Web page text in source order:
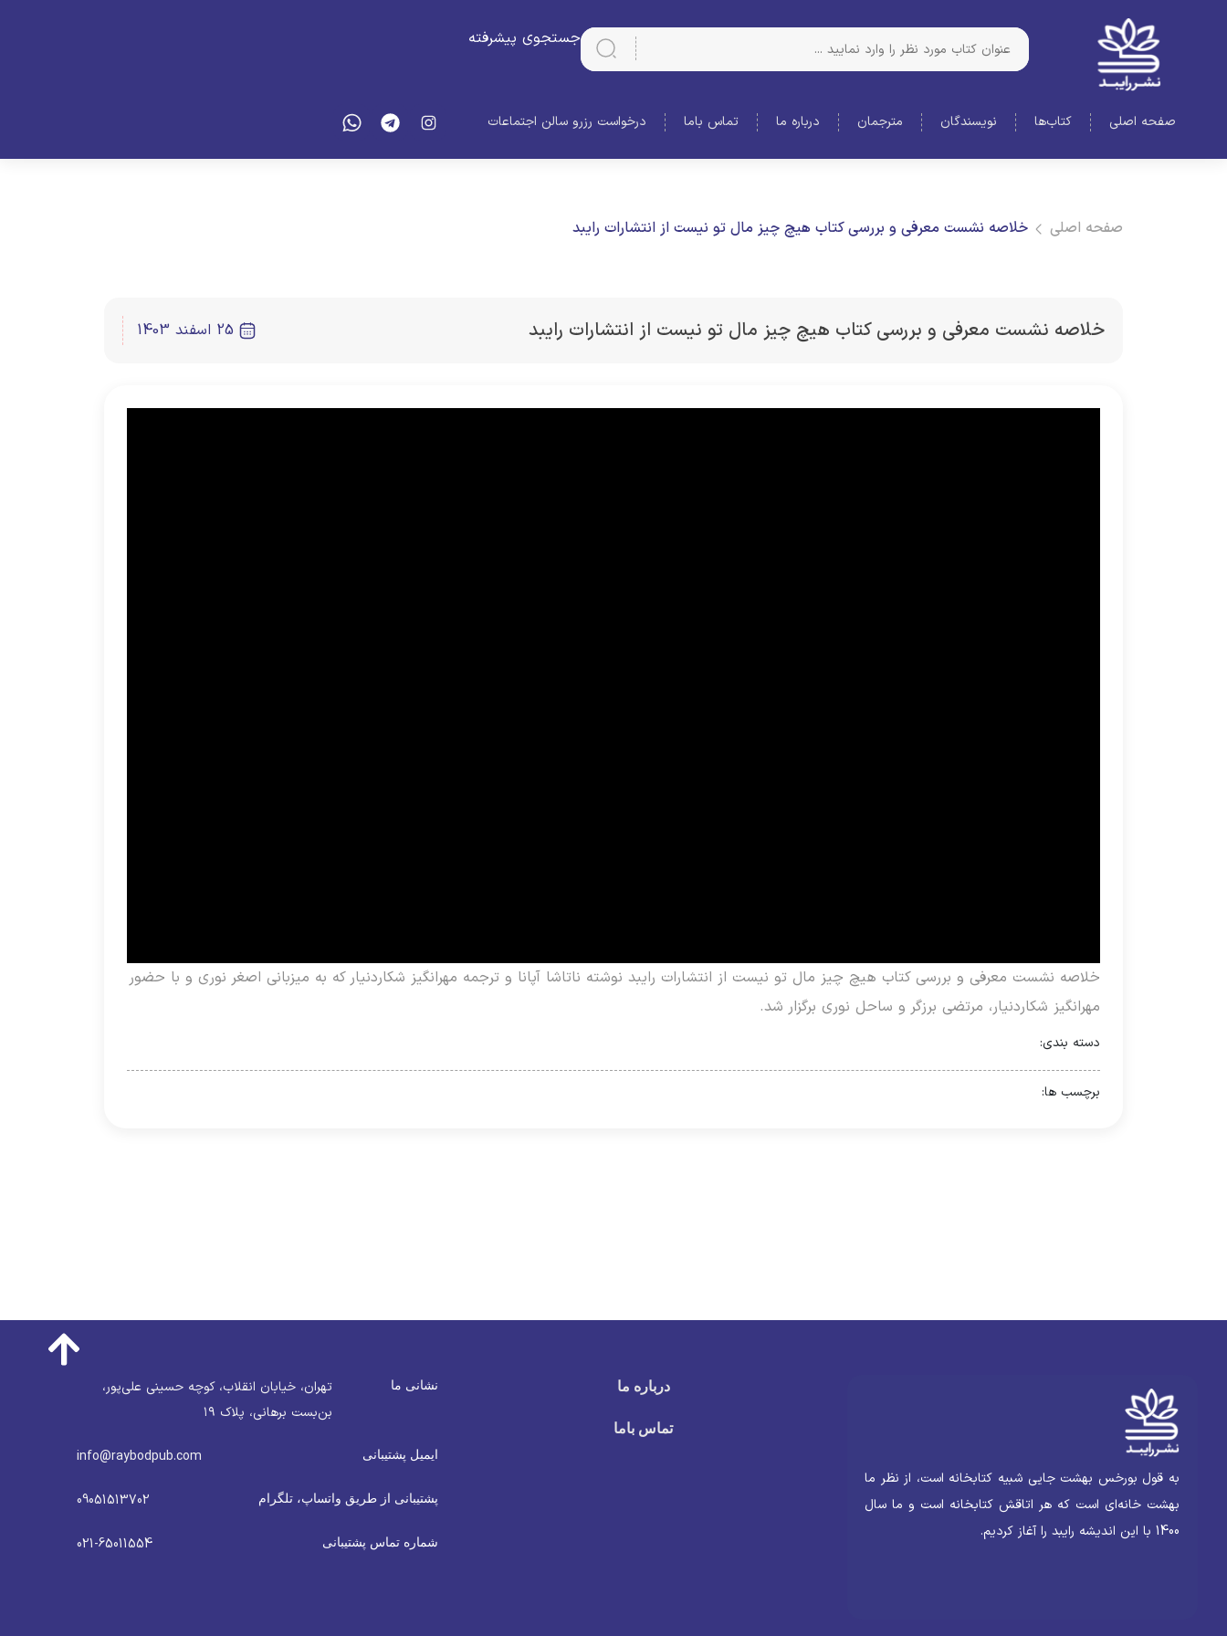
جستجوی پیشرفته
صفحه اصلی کتاب‌ها نویسندگان مترجمان درباره ما تماس باما درخواست رزرو سالن اجتماعات
صفحه اصلی خلاصه نشست معرفی و بررسی کتاب هیچ چیز مال تو نیست از انتشارات رایبد
خلاصه نشست معرفی و بررسی کتاب هیچ چیز مال تو نیست از انتشارات رایبد
خلاصه نشست معرفی و بررسی کتاب هیچ چیز مال تو نیست از انتشارات رایبد نوشته ناتاشا آپانا و ترجمه مهرانگیز شکار‌دنیار که به میزبانی اصغر نوری و با حضور
مهرانگیز شکار‌دنیار، مرتضی برزگر و ساحل نوری برگزار شد.
دسته بندی:
برچسب ها:
به قول بورخس بهشت جایی شبیه کتابخانه است، از نظر ما
بهشت خانه‌ای است که هر اتاقش کتابخانه است و ما سال
1400 با این اندیشه رایبد را آغاز کردیم.
درباره ما
تماس باما
نشانی ما
تهران، خیابان انقلاب، کوچه حسینی علی‌پور،
بن‌بست برهانی، پلاک ۱۹
ایمیل پشتیبانی info@raybodpub.com
پشتیبانی از طریق واتساپ، تلگرام 09051513702
شماره تماس پشتیبانی 021-65011554